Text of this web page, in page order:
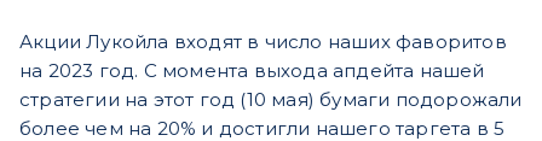
Акции Лукойла входят в число наших фаворитов
на 2023 год. С момента выхода апдейта нашей
стратегии на этот год (10 мая) бумаги подорожали
более чем на 20% и достигли нашего таргета в 5